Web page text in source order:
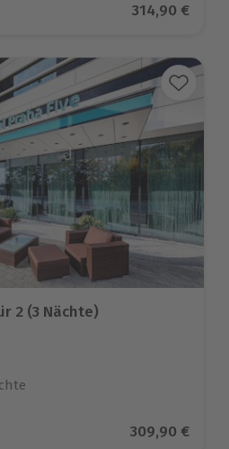
auf 15 Bewertungen
Aktueller
314,90 €
2 (3 Nächte)
auf 9 BewertungenAktueller
309,90 €